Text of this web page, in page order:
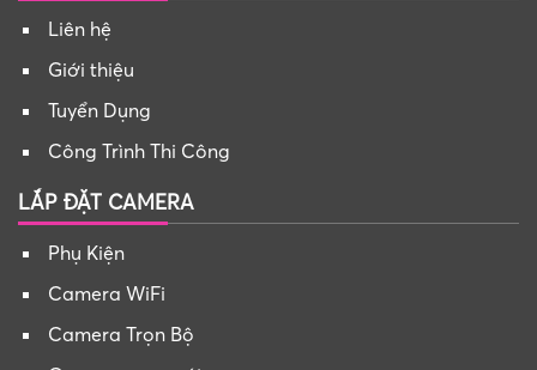
Liên hệ
Giới thiệu
Tuyển Dụng
Công Trình Thi Công
LẮP ĐẶT CAMERA
Phụ Kiện
Camera WiFi
Camera Trọn Bộ